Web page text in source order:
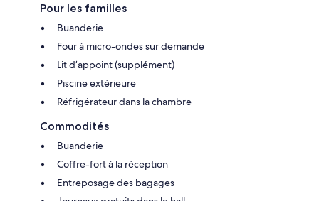
Pour les familles
Buanderie
Four à micro-ondes sur demande
Lit d’appoint (supplément)
Piscine extérieure
Réfrigérateur dans la chambre
Commodités
Buanderie
Coffre-fort à la réception
Entreposage des bagages